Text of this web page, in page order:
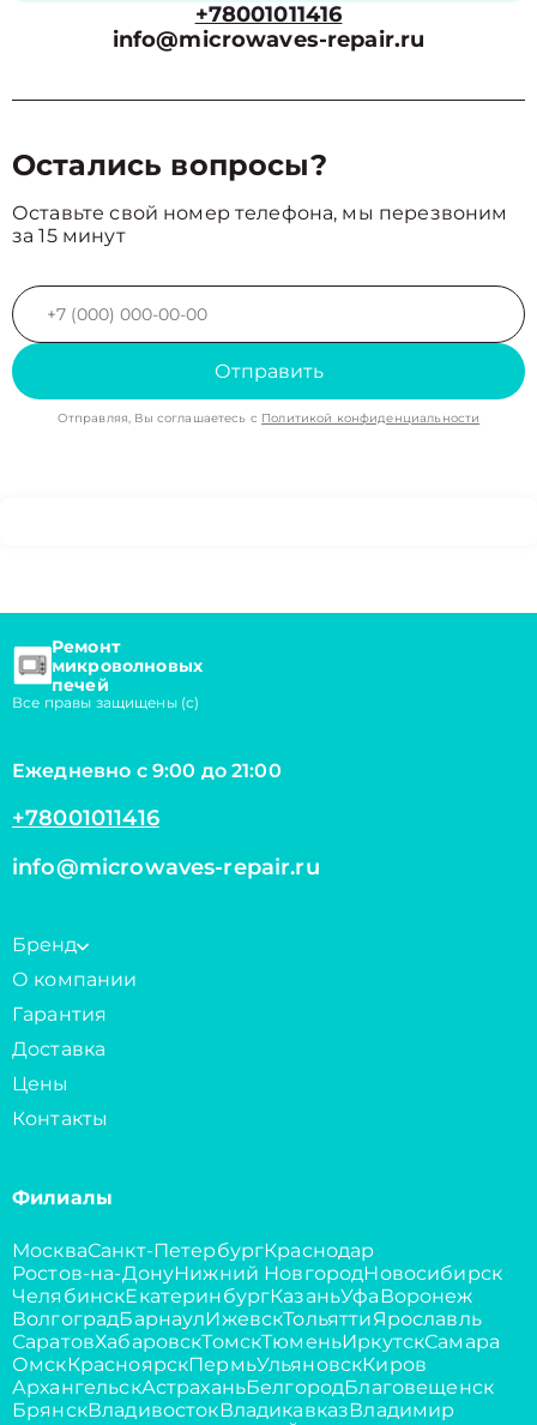
+78001011416
info@microwaves-repair.ru
Остались вопросы?
Оставьте свой номер телефона, мы перезвоним
за 15 минут
Отправить
Отправляя, Вы соглашаетесь с Политикой конфиденциальности
Ремонт
микроволновых
печей
Все правы защищены (с)
Ежедневно с 9:00 до 21:00
+78001011416
info@microwaves-repair.ru
Бренд
О компании
Гарантия
Доставка
Цены
Контакты
Филиалы
МоскваСанкт-ПетербургКраснодар
Ростов-на-ДонуНижний НовгородНовосибирск
ЧелябинскЕкатеринбургКазаньУфаВоронеж
ВолгоградБарнаулИжевскТольяттиЯрославль
СаратовХабаровскТомскТюменьИркутскСамара
ОмскКрасноярскПермьУльяновскКиров
АрхангельскАстраханьБелгородБлаговещенск
БрянскВладивостокВладикавказВладимир